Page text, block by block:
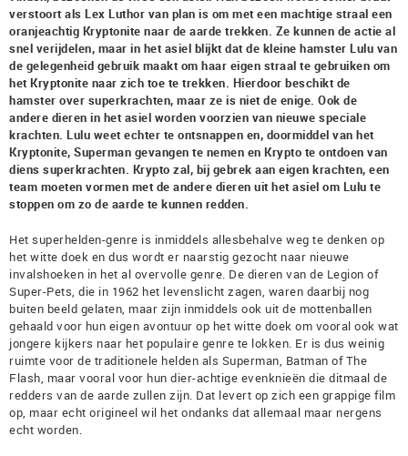
verstoort als Lex Luthor van plan is om met een machtige straal een
oranjeachtig Kryptonite naar de aarde trekken. Ze kunnen de actie al
snel verijdelen, maar in het asiel blijkt dat de kleine hamster Lulu van
de gelegenheid gebruik maakt om haar eigen straal te gebruiken om
het Kryptonite naar zich toe te trekken. Hierdoor beschikt de
hamster over superkrachten, maar ze is niet de enige. Ook de
andere dieren in het asiel worden voorzien van nieuwe speciale
krachten. Lulu weet echter te ontsnappen en, doormiddel van het
Kryptonite, Superman gevangen te nemen en Krypto te ontdoen van
diens superkrachten. Krypto zal, bij gebrek aan eigen krachten, een
team moeten vormen met de andere dieren uit het asiel om Lulu te
stoppen om zo de aarde te kunnen redden.
Het superhelden-genre is inmiddels allesbehalve weg te denken op
het witte doek en dus wordt er naarstig gezocht naar nieuwe
invalshoeken in het al overvolle genre. De dieren van de Legion of
Super-Pets, die in 1962 het levenslicht zagen, waren daarbij nog
buiten beeld gelaten, maar zijn inmiddels ook uit de mottenballen
gehaald voor hun eigen avontuur op het witte doek om vooral ook wat
jongere kijkers naar het populaire genre te lokken. Er is dus weinig
ruimte voor de traditionele helden als Superman, Batman of The
Flash, maar vooral voor hun dier-achtige evenknieën die ditmaal de
redders van de aarde zullen zijn. Dat levert op zich een grappige film
op, maar echt origineel wil het ondanks dat allemaal maar nergens
echt worden.